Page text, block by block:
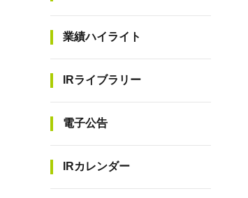
業績ハイライト
IRライブラリー
電子公告
IRカレンダー